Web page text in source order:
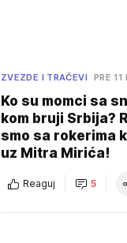
ZVEZDE I TRAČEVI PRE 11
Ko su momci sa
kom bruji Srbija?
smo sa rokerima
uz Mitra Mirića!
Reaguj 5